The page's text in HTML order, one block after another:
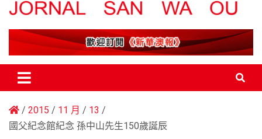
新華澳報
2015 11 月
13
國父紀念館紀念 孫中山先生150歲誕辰